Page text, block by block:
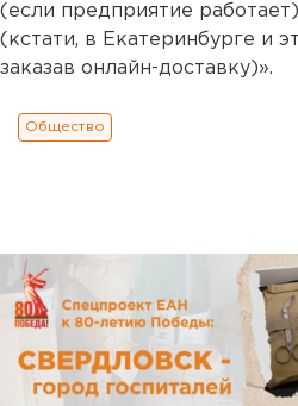
(если предприятие
(кстати, в Екатеринбурге и
заказав онлайн-доставку)».
Общество